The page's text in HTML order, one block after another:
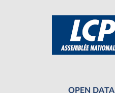
OPEN DATA